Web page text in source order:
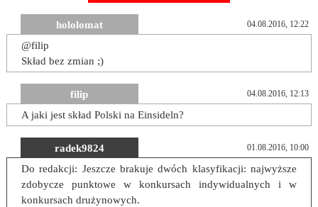
hololomat 04.08.2016, 12:22
@filip
Skład bez zmian ;)
filip 04.08.2016, 12:13
A jaki jest skład Polski na Einsideln?
radek9824 01.08.2016, 10:00
Do redakcji: Jeszcze brakuje dwóch klasyfikacji: najwyższe
zdobycze punktowe w konkursach indywidualnych i w
konkursach drużynowych.